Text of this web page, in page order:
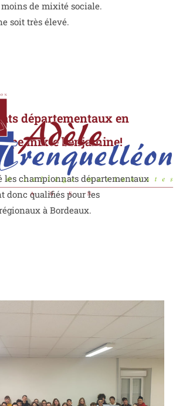
de mixité sociale.
soit très élevé.
départementaux en
mixte benjamine!
les championnats départementaux
donc qualifiés pour les
à Bordeaux.